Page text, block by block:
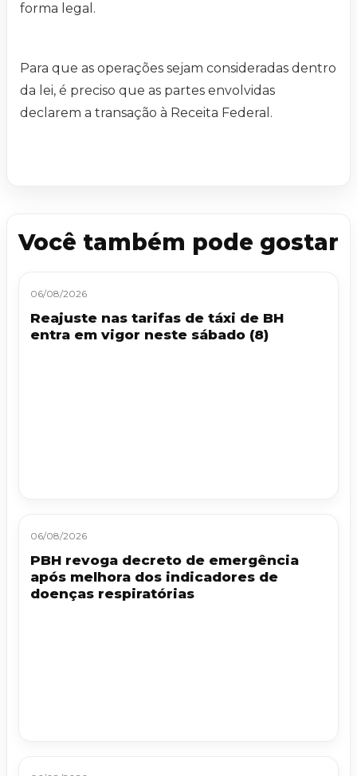
forma legal.
Para que as operações sejam consideradas dentro
da lei, é preciso que as partes envolvidas
declarem a transação à Receita Federal.
Você também pode gostar
06/08/2026
Reajuste nas tarifas de táxi de BH
entra em vigor neste sábado (8)
06/08/2026
PBH revoga decreto de emergência
após melhora dos indicadores de
doenças respiratórias